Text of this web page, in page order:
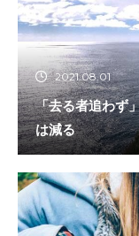
2021.08.01
「去る者追わず
は減る